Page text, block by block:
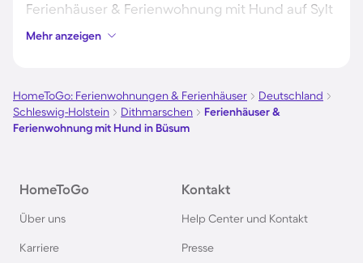
Ferienhäuser & Ferienwohnung mit Hund auf Sylt
Ferienhäuser & Ferienwohnung mit Hund auf
Ferienhäuser & Ferienwohnung mit Hund am
Ferienhäuser & Ferienwohnung mit Hund auf
Mehr anzeigen
HomeToGo: Ferienwohnungen & Ferienhäuser
Deutschland
Schleswig-Holstein
Dithmarschen
Ferienhäuser &
Ferienwohnung mit Hund in Büsum
HomeToGo
Über uns
Karriere
Kontakt
Help Center und Kontakt
Presse